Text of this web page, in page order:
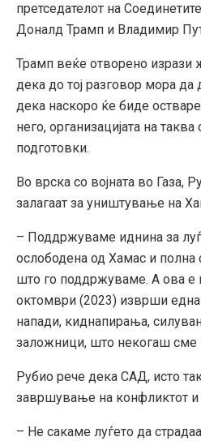
претседателот на
Доналд Трамп и Владимир
Трамп веќе отворено изрази
дека до тој разговор мора да
дека наскоро ќе биде
него, организацијата на
подготовки.
Во врска со војната во Газа,
залагаат за уништување на
– Поддржуваме иднина за
ослободена од Хамас и полна
што го поддржуваме. А ова е
октомври (2023) изврши една
напади, киднапирања,
заложници, што некогаш сме
Рубио рече дека САД, исто
завршување на конфликтот и
– Не сакаме луѓето да